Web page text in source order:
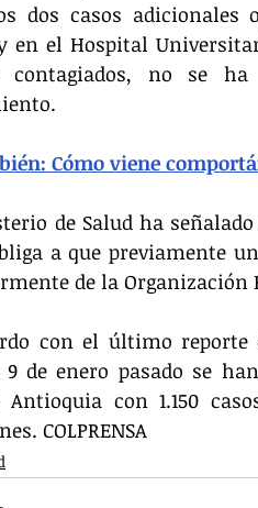
dos casos adicionales
en el Hospital
contagiados, no se
Cómo viene
de Salud ha
a que previamente
de la Organización
con el último
de enero pasado se
Antioquia con 1.150
COLPRENSA